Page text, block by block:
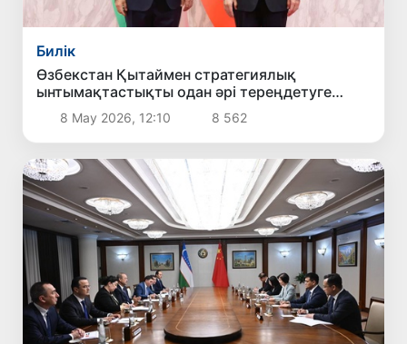
Билік
Өзбекстан Қытаймен стратегиялық
ынтымақтастықты одан әрі тереңдетуге
мүдделі екенін мәлімдеді
8 Мау 2026, 12:10 8 562